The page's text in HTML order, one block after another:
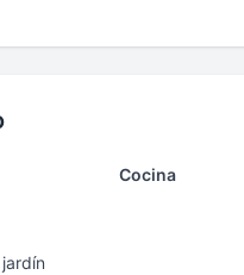
Cocina